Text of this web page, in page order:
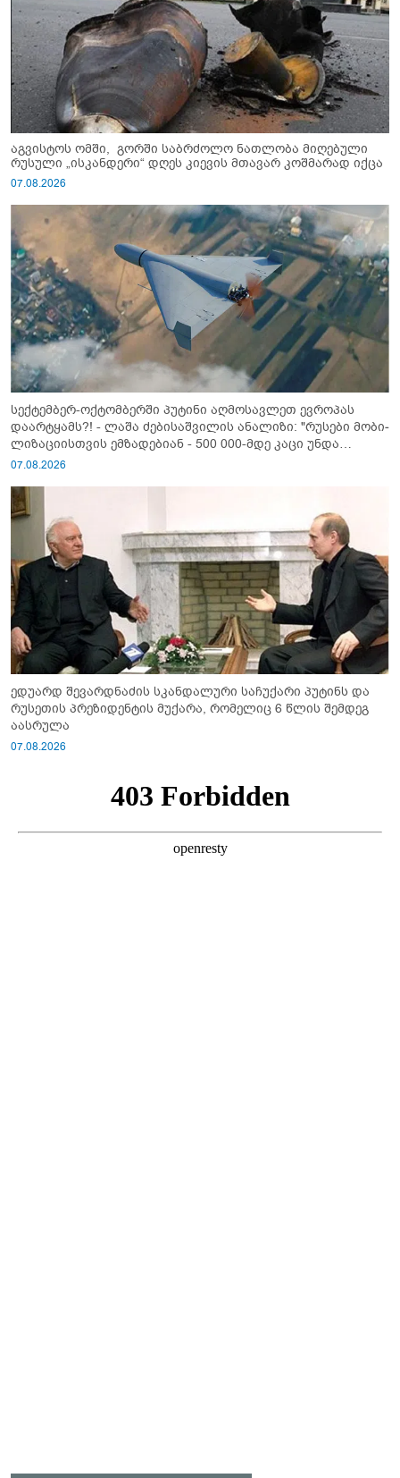
აგვისტოს ომში, გორში საბრძოლო ნათლობა მიღებული
რუსული „ისკანდერი“ დღეს კიევის მთავარ კოშმარად იქცა
07.08.2026
სექტემბერ-ოქტომბერში პუტინი აღმოსავლეთ ევროპას
დაარტყამს?! - ლაშა ძებისაშვილის ანალიზი: "რუსები მობი­
ლიზაციისთვის ემზადებიან - 500 000-მდე კაცი უნდა
გაიწვიონ ომში"
07.08.2026
ედუარდ შევარდნაძის სკანდალური საჩუქარი პუტინს და
რუსეთის პრეზიდენტის მუქარა, რომელიც 6 წლის შემდეგ
აასრულა
07.08.2026